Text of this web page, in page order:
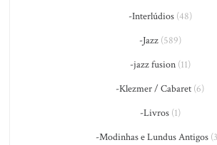
-Interlúdios(48)
-Jazz(589)
-jazz fusion(11)
-Klezmer / Cabaret (6)
-Livros(1)
-Modinhas e Lundus Antigos